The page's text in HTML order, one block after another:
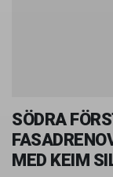
SÖDRA
MED KEIM